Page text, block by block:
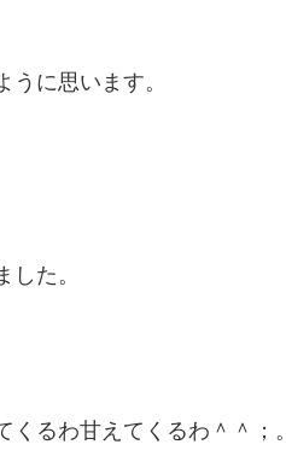
に思います。
た。
るわ甘えてくるわ＾＾；。